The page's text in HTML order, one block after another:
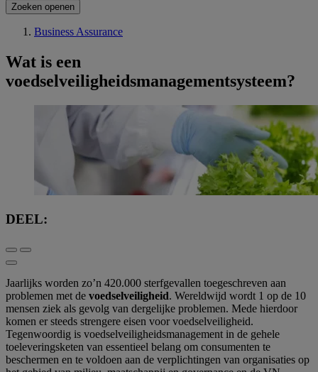
Zoeken openen
Business Assurance
Wat is een
voedselveiligheidsmanagementsysteem?
DEEL:
Jaarlijks worden zo’n 420.000 sterfgevallen toegeschreven aan
problemen met de voedselveiligheid. Wereldwijd wordt 1 op de 10
mensen ziek als gevolg van dergelijke problemen. Mede hierdoor
komen er steeds strengere eisen voor voedselveiligheid.
Tegenwoordig is voedselveiligheidsmanagement in de gehele
toeleveringsketen van essentieel belang om consumenten te
beschermen en te voldoen aan de verplichtingen van organisaties op